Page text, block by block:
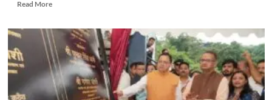
Read MoreRead
सड़क
सुरक्षा
पर
डीएम
का
सख्त